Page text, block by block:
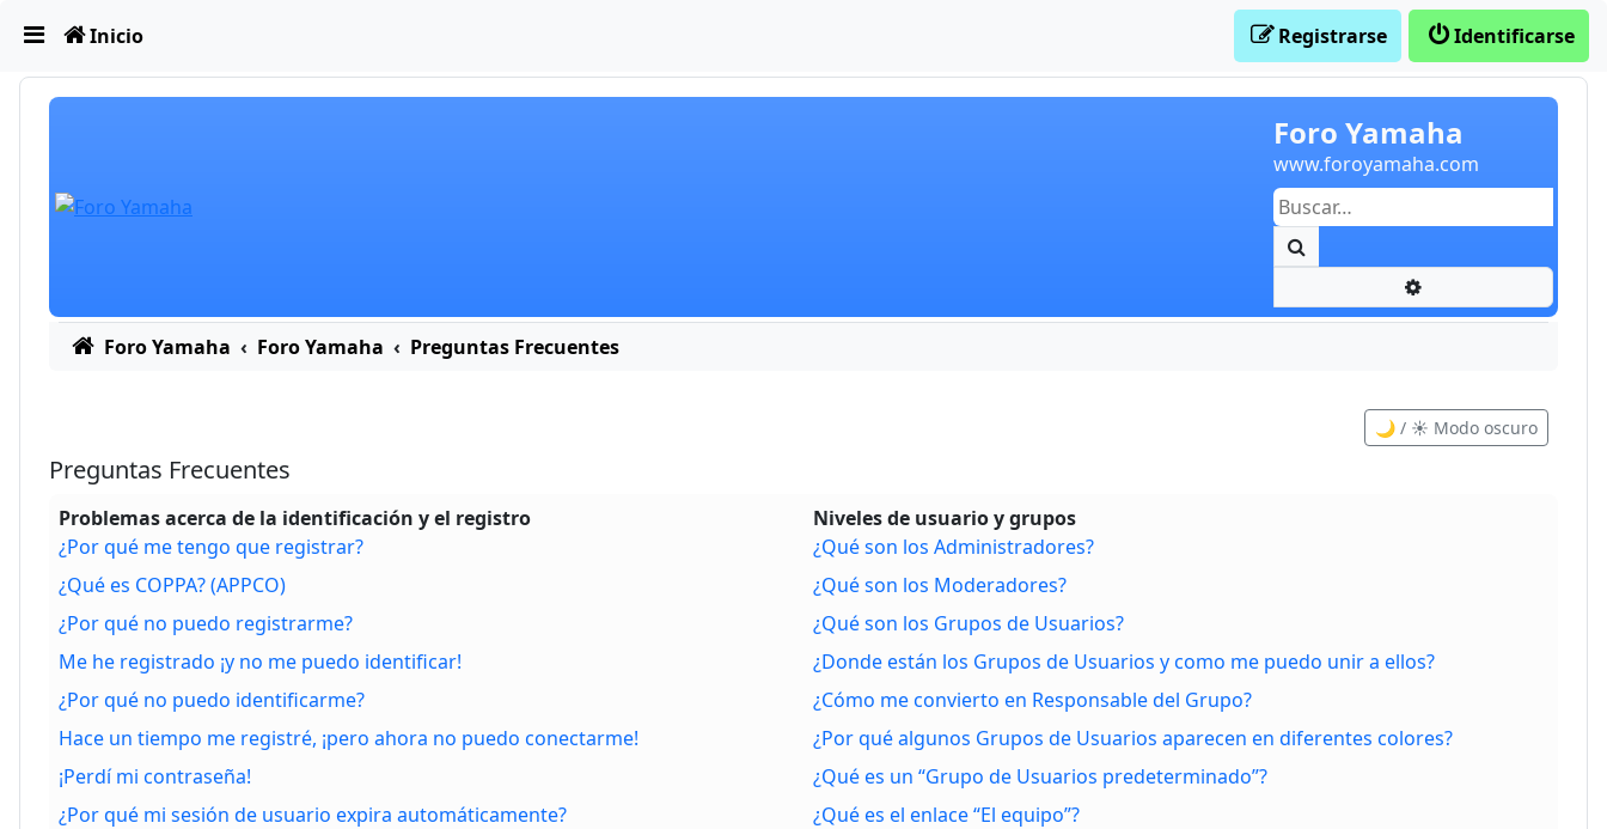
Obviar
Foro Yamaha
www.foroyamaha.com
Inicio Identificarse
Registrarse
Foro Yamaha Foro Yamaha Preguntas Frecuentes
🌙 / ☀️ Modo oscuro
Preguntas Frecuentes
Problemas acerca de la identificación y el registro
¿Por qué me tengo que registrar?
¿Qué es COPPA? (APPCO)
¿Por qué no puedo registrarme?
Me he registrado ¡y no me puedo identificar!
¿Por qué no puedo identificarme?
Hace un tiempo me registré, ¡pero ahora no puedo conectarme!
¡Perdí mi contraseña!
¿Por qué mi sesión de usuario expira automáticamente?
Niveles de usuario y grupos
¿Qué son los Administradores?
¿Qué son los Moderadores?
¿Qué son los Grupos de Usuarios?
¿Donde están los Grupos de Usuarios y como me puedo unir a ellos?
¿Cómo me convierto en Responsable del Grupo?
¿Por qué algunos Grupos de Usuarios aparecen en diferentes colores?
¿Qué es un “Grupo de Usuarios predeterminado”?
¿Qué es el enlace “El equipo”?